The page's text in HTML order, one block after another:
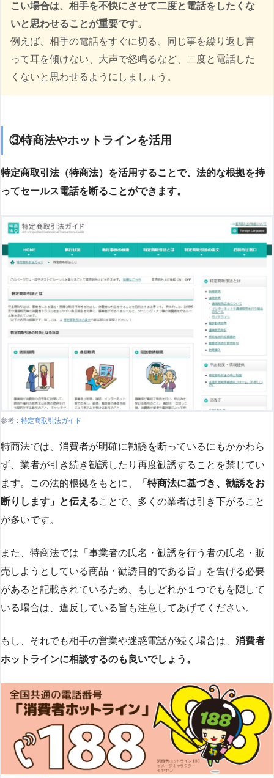
こい場合は、相手を不快にさせて二度と電話をしたくな
いと思わせることが重要です。
例えば、相手の電話をすぐに切る、同じ事を繰り返し言
って耳を傾けない、大声で怒鳴るなど、二度と電話した
くないと思わせるようにしましょう。
③特商法やホットラインを活用
特定商取引法（特商法）を活用することで、法的な根拠を持
ってセールス電話を断ることができます。
参考： 特定商取引法ガイド
特商法では、消費者が明確に勧誘を断っているにもかかわら
ず、業者が引き続き勧誘したり再度勧誘することを禁じてい
ます。この法的根拠をもとに、
「特商法に基づき、勧誘をお
断りします」と伝えることで、多くの業者は引き下がること
が多いです​​。
また、特商法では「事業者の氏名・勧誘を行う者の氏名・販
売しようとしている商品・勧誘目的である旨」を告げる必要
があると記載されているため、もしどれか１つでもを隠して
いる場合は、違反している旨も注意してあげてください。
もし、それでも相手の営業や迷惑電話が続く場合は、 消費者
ホットラインに相談するのも良いでしょう。